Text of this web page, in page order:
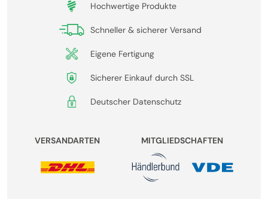
Hochwertige Produkte
Schneller & sicherer Versand
Eigene Fertigung
Sicherer Einkauf durch SSL
Deutscher Datenschutz
VERSANDARTEN MITGLIEDSCHAFTEN